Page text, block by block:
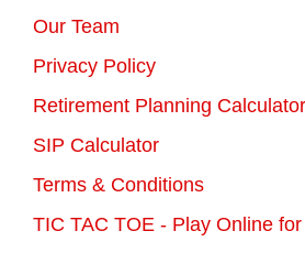
Our Team
Privacy Policy
Retirement Planning
SIP Calculator
Terms & Conditions
TIC TAC TOE - Play Online